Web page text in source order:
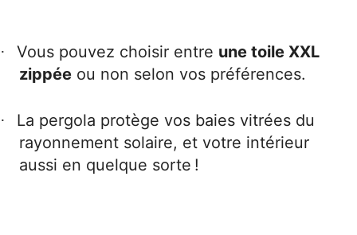
· Vous pouvez choisir entre une toile XXL
zippée ou non selon vos préférences.
·
La pergola protège vos baies vitrées du
rayonnement solaire, et votre intérieur
aussi en quelque sorte !